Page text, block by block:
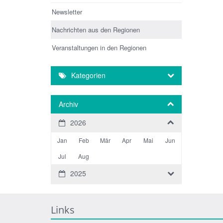
Newsletter
Nachrichten aus den Regionen
Veranstaltungen in den Regionen
Kategorien
Archiv
2026
Jan Feb Mär Apr Mai
Jun
Jul
Aug
2025
Links